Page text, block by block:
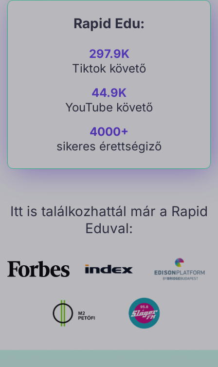
Rapid Edu:
297.9K
Tiktok követő
44.9K
YouTube követő
4000+
sikeres érettségiző
Itt is találkozhattál már a Rapid
Eduval: